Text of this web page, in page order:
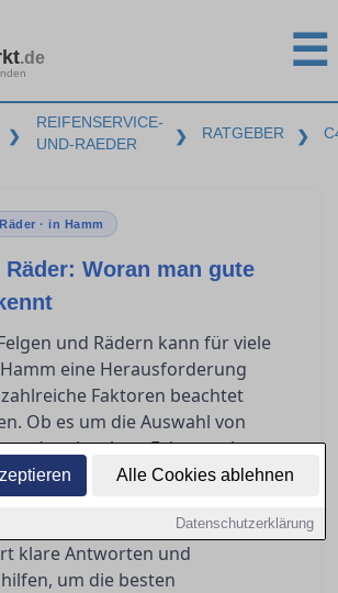
Alle Cookies ablehnen
Datenschutzerklärung
.de ☰
❯
REIFENSERVICE-
UND-RAEDER
❯ RATGEBER ❯
· in Hamm
Räder: Woran man gute
und Rädern kann für viele
eine Herausforderung
Faktoren beachtet
Ob es um die Auswahl von
oder einzelnen Felgen geht,
die Qualitätsmerkmale und
wie ABE und
ist unerlässlich. Dieser
klare Antworten und
um die besten